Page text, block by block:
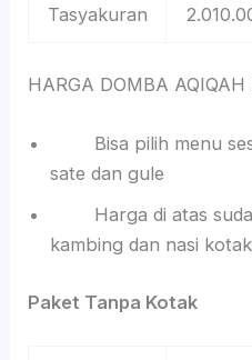
Tasyakuran
HARGA DOMBA
Bisa pilih menu
sate dan gule
Harga di atas
kambing dan nasi kotak
Paket Tanpa Kotak